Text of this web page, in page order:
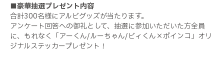
■豪華抽選プレゼント内容
合計300名様にアルビグッズが当たります。
アンケート回答への御礼として、抽選に参加いただいた方全員
に、もれなく「アーくん/ルーちゃん/ビィくん×ポインコ」オリ
ジナルステッカープレゼント！